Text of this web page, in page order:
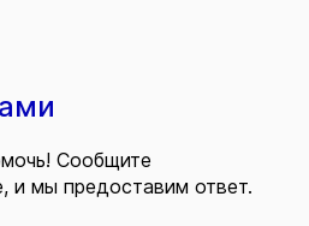
Сообщите
и мы предоставим ответ.